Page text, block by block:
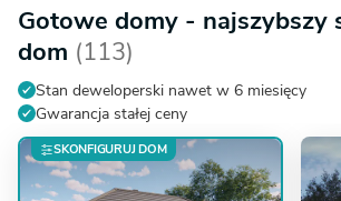
Gotowe domy - najszybszy
dom (113)
Stan deweloperski nawet w 6 miesięcy
Gwarancja stałej ceny
SKONFIGURUJ DOM